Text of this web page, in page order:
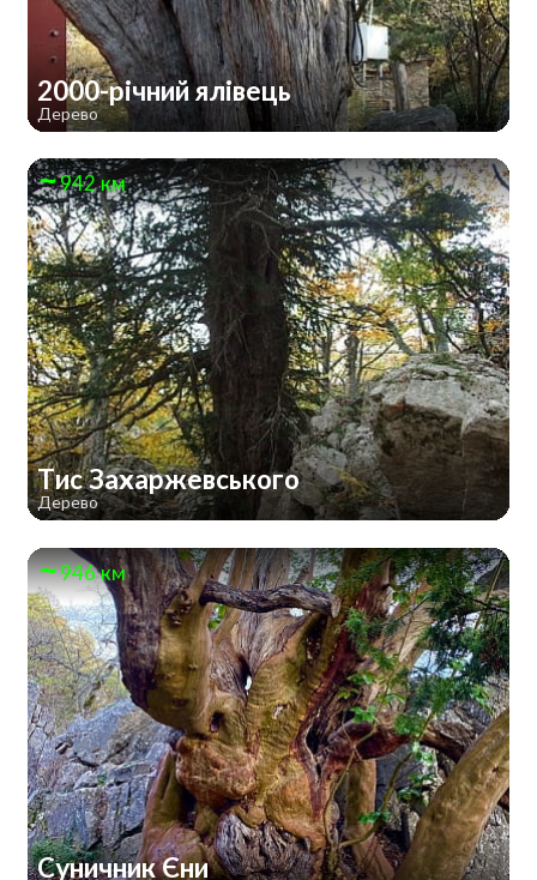
2000-річний ялівець
Дерево
942 км
Тис Захаржевського
Дерево
946 км
Суничник Єни